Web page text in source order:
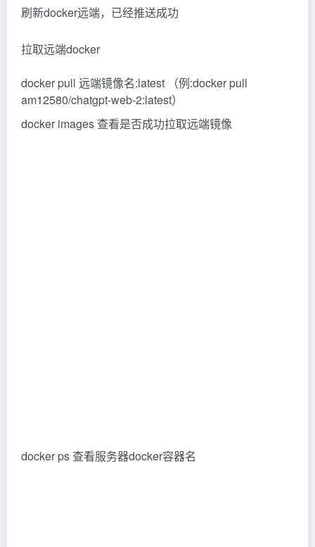
刷新docker远端，已经推送成功
拉取远端docker
docker pull 远端镜像名:latest （例:docker pull
am12580/chatgpt-web-2:latest）
docker images 查看是否成功拉取远端镜像
docker ps 查看服务器docker容器名